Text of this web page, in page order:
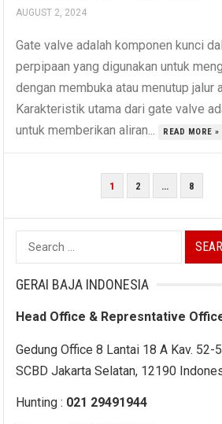
AUGUST 2, 2024
Gate valve adalah komponen kunci
perpipaan yang digunakan untuk
dengan membuka atau menutup jalur
Karakteristik utama dari gate valve
untuk memberikan aliran...
READ MORE »
1 2 … 8
Search
for:
GERAI BAJA INDONESIA
Head Office & Represntative
Gedung Office 8 Lantai 18 A Kav. 52-
SCBD Jakarta Selatan, 12190
Hunting : 021 29491944